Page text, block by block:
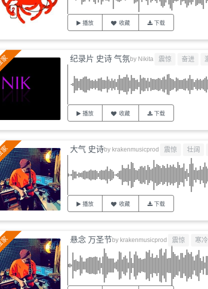
播放 收藏 下载
纪录片 史诗 气氛by Nikita 震惊 奋进
播放 收藏 下载
大气 史诗by krakenmusicprod 震惊 壮阔
播放 收藏 下载
悬念 万圣节by krakenmusicprod 震惊 寒冷